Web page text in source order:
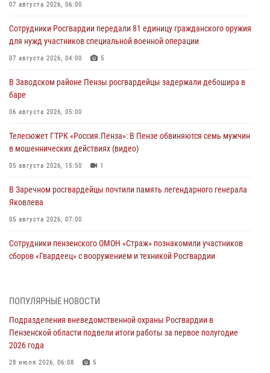
07 августа 2026, 06:00
Сотрудники Росгвардии передали 81 единицу гражданского оружия
для нужд участников специальной военной операции
07 августа 2026, 04:00 5
В Заводском районе Пензы росгвардейцы задержали дебошира в
баре
06 августа 2026, 05:00
Телесюжет ГТРК «Россия.Пенза»: В Пензе обвиняются семь мужчин
в мошеннических действиях (видео)
05 августа 2026, 15:50 1
В Заречном росгвардейцы почтили память легендарного генерала
Яковлева
05 августа 2026, 07:00
Сотрудники пензенского ОМОН «Страж» познакомили участников
сборов «Гвардеец» с вооружением и техникой Росгвардии
В Пензе сотрудники Росгвардии оказали помощь
05 августа 2026, 04:00
В Пензе при силовой поддержке Росгвардии пресечена
деятельность ОПГ, маскировавшейся под реабилитационный центр
ПОПУЛЯРНЫЕ НОВОСТИ
Подразделения вневедомственной охраны Росгвардии в
Пензенской области подвели итоги работы за первое полугодие
2026 года
28 июля 2026, 06:08 5